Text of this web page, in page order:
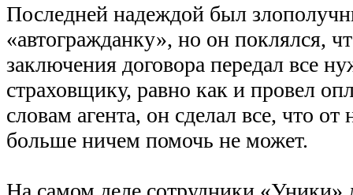
Последней надеждой был
«автогражданку», но он поклялся,
заключения договора передал все
страховщику, равно как и провел
словам агента, он сделал все, что от
больше ничем помочь не может.